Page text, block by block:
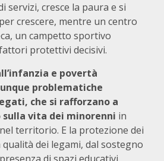
servizi, cresce la paura e si
crescere, mentre un centro
un campetto sportivo
protettivi decisivi.
e povertà
problematiche
che si rafforzano a
sulla vita dei minorenni in
territorio. E la protezione dei
dei legami, dal sostegno